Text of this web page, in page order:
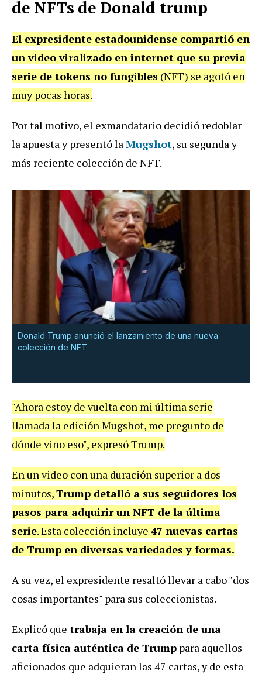
de NFTs de Donald trump
El expresidente estadounidense compartió en
un video viralizado en internet que su previa
serie de tokens no fungibles (NFT) se agotó en
muy pocas horas.
Por tal motivo, el exmandatario decidió redoblar
la apuesta y presentó laMugshot, su segunda y
más reciente colección de NFT.
Donald Trump anunció el lanzamiento de una nueva
colección de NFT.
"Ahora estoy de vuelta con mi última serie
llamada la edición Mugshot, me pregunto de
dónde vino eso", expresó Trump.
En un video con una duración superior a dos
minutos,Trump detalló a sus seguidores los
pasos para adquirir un NFT de la última
serie. Esta colección incluye 47 nuevas cartas
de Trump en diversas variedades y formas.
A su vez, el expresidente resaltó llevar a cabo "dos
cosas importantes" para sus coleccionistas.
Explicó que trabaja en la creación de una
carta física auténtica de Trump para aquellos
aficionados que adquieran las 47 cartas, y de esta